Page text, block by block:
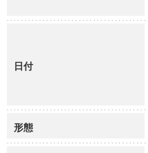
日付
形態